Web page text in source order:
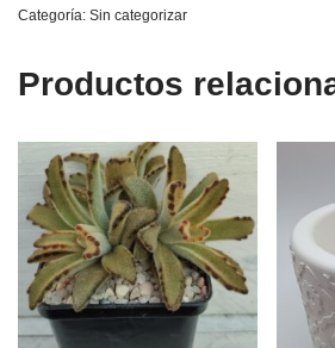
Categoría: Sin categorizar
Productos